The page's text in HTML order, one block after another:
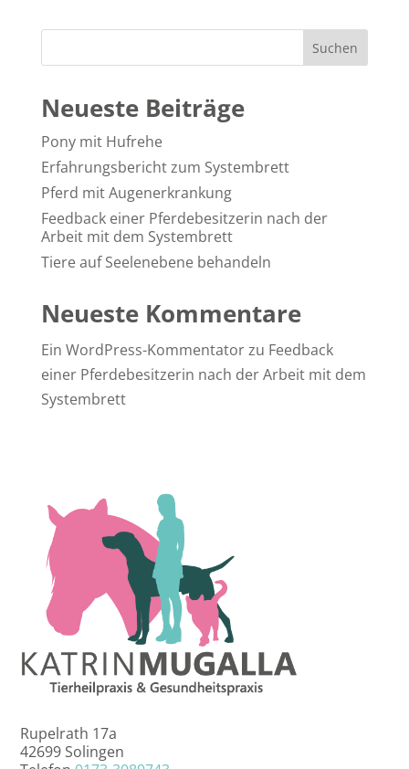
Suchen
Neueste Beiträge
Pony mit Hufrehe
Erfahrungsbericht zum Systembrett
Pferd mit Augenerkrankung
Feedback einer Pferdebesitzerin nach der
Arbeit mit dem Systembrett
Tiere auf Seelenebene behandeln
Neueste Kommentare
Ein WordPress-Kommentatorzu Feedback
einer Pferdebesitzerin nach der Arbeit mit dem
Systembrett
Rupelrath 17a
42699 Solingen